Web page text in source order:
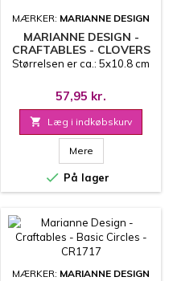
MÆRKER: MARIANNE DESIGN
MARIANNE DESIGN -
CRAFTABLES - CLOVERS
- CR1719
Størrelsen er ca.: 5x10.8 cm
57,95 kr.
 Læg i indkøbskurv
Mere
 På lager
MÆRKER: MARIANNE DESIGN